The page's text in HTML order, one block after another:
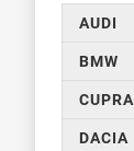
AUDI
BMW
CUPRA
DACIA